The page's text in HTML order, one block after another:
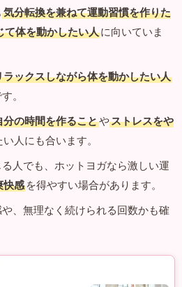
気分転換を兼ねて運動習慣を作りた
て体を動かしたい人に向いていま
ラックスしながら体を動かしたい人
。
分の時間を作ることやストレスをや
人にも合います。
人でも、ホットヨガなら激しい運
快感 を得やすい場合があります。
、無理なく続けられる回数かも確